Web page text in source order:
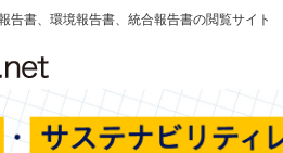
告書、環境報告書、統合報告書の閲覧サイト